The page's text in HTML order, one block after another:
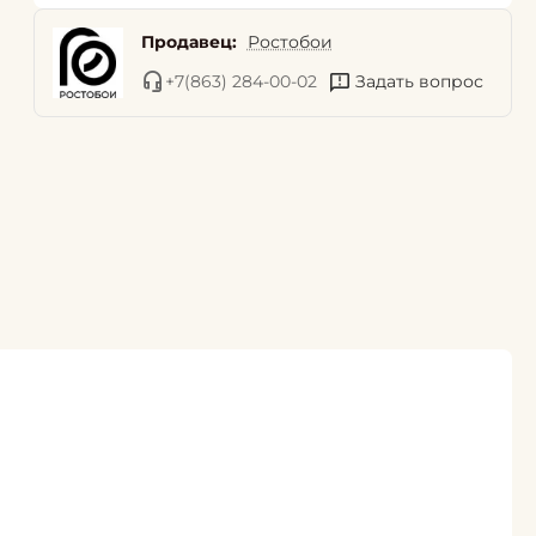
Продавец: Ростобои
+7(863) 284-00-02
Задать вопрос